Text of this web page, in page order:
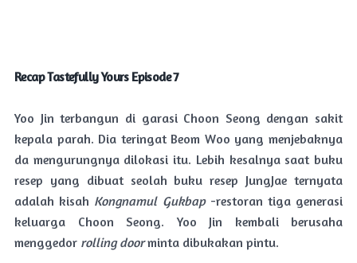
Recap Tastefully Yours Episode 7
Yoo Jin terbangun di garasi Choon Seong dengan sakit
kepala parah. Dia teringat Beom Woo yang menjebaknya
da mengurungnya dilokasi itu. Lebih kesalnya saat buku
resep yang dibuat seolah buku resep JungJae ternyata
adalah kisah Kongnamul Gukbap -restoran tiga generasi
keluarga Choon Seong. Yoo Jin kembali berusaha
menggedor rolling doorminta dibukakan pintu.